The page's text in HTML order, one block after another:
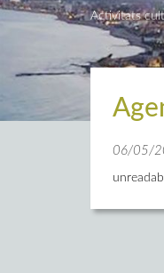
Activitats
06/05/